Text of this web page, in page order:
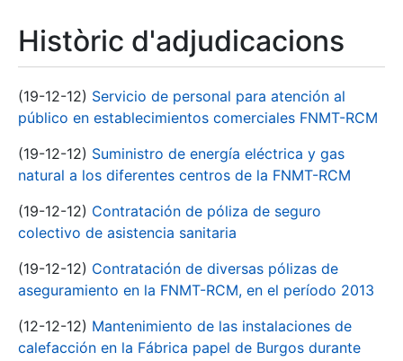
Històric d'adjudicacions
(19-12-12) Servicio de personal para atención al
público en establecimientos comerciales FNMT-RCM
(19-12-12) Suministro de energía eléctrica y gas
natural a los diferentes centros de la FNMT-RCM
(19-12-12) Contratación de póliza de seguro
colectivo de asistencia sanitaria
(19-12-12) Contratación de diversas pólizas de
aseguramiento en la FNMT-RCM, en el período 2013
(12-12-12) Mantenimiento de las instalaciones de
calefacción en la Fábrica papel de Burgos durante